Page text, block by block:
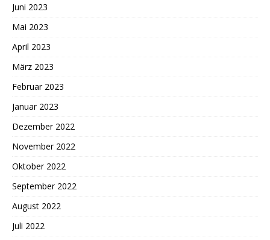
Juni 2023
Mai 2023
April 2023
März 2023
Februar 2023
Januar 2023
Dezember 2022
November 2022
Oktober 2022
September 2022
August 2022
Juli 2022